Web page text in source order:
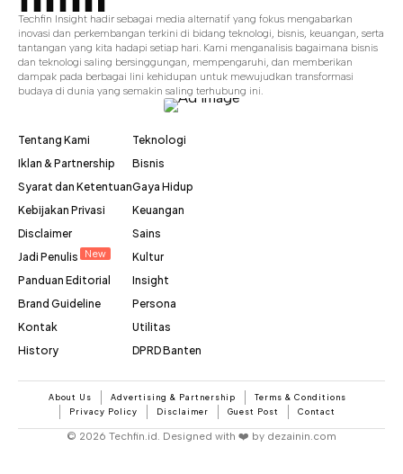
Techfin Insight hadir sebagai media alternatif yang fokus mengabarkan
inovasi dan perkembangan terkini di bidang teknologi, bisnis, keuangan, serta
tantangan yang kita hadapi setiap hari. Kami menganalisis bagaimana bisnis
dan teknologi saling bersinggungan, mempengaruhi, dan memberikan
dampak pada berbagai lini kehidupan untuk mewujudkan transformasi
budaya di dunia yang semakin saling terhubung ini.
Tentang Kami
Iklan & Partnership
Syarat dan Ketentuan
Kebijakan Privasi
Disclaimer
Jadi Penulis
New
Panduan Editorial
Brand Guideline
Kontak
History
Teknologi
Bisnis
Gaya Hidup
Keuangan
Sains
Kultur
Insight
Persona
Utilitas
DPRD Banten
About Us Advertising & Partnership
Terms & Conditions
Privacy Policy
Disclaimer Guest Post Contact
© 2026 Techfin.id. Designed with ❤️ by dezainin.com